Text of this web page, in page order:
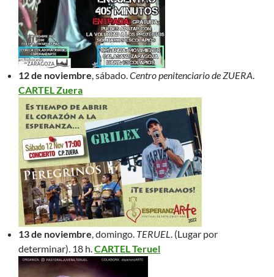
12 de noviembre , sábado. Centro penitenciario de ZUERA
CARTEL Zuera
13 de noviembre , domingo. TERUEL . (Lugar por
determinar). 18 h. CARTEL Teruel